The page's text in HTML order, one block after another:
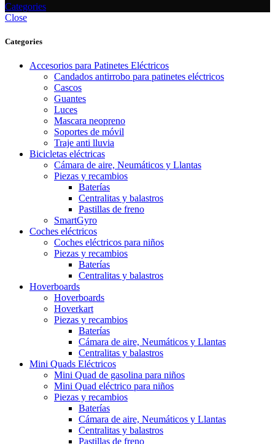
Categories
Close
Categories
Accesorios para Patinetes Eléctricos
Candados antirrobo para patinetes eléctricos
Cascos
Guantes
Luces
Mascara neopreno
Soportes de móvil
Traje anti lluvia
Bicicletas eléctricas
Cámara de aire, Neumáticos y Llantas
Piezas y recambios
Baterías
Centralitas y balastros
Pastillas de freno
SmartGyro
Coches eléctricos
Coches eléctricos para niños
Piezas y recambios
Baterías
Centralitas y balastros
Hoverboards
Hoverboards
Hoverkart
Piezas y recambios
Baterías
Cámara de aire, Neumáticos y Llantas
Centralitas y balastros
Mini Quads Eléctricos
Mini Quad de gasolina para niños
Mini Quad eléctrico para niños
Piezas y recambios
Baterías
Cámara de aire, Neumáticos y Llantas
Centralitas y balastros
Pastillas de freno